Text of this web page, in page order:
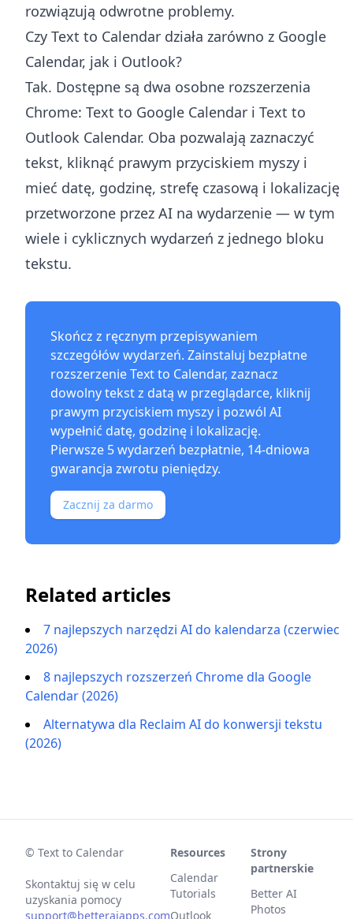
rozwiązują odwrotne problemy.
Czy Text to Calendar działa zarówno z Google
Calendar, jak i Outlook?
Tak. Dostępne są dwa osobne rozszerzenia
Chrome: Text to Google Calendar i Text to
Outlook Calendar. Oba pozwalają zaznaczyć
tekst, kliknąć prawym przyciskiem myszy i
mieć datę, godzinę, strefę czasową i lokalizację
przetworzone przez AI na wydarzenie — w tym
wiele i cyklicznych wydarzeń z jednego bloku
tekstu.
Skończ z ręcznym przepisywaniem
szczegółów wydarzeń. Zainstaluj bezpłatne
rozszerzenie Text to Calendar, zaznacz
dowolny tekst z datą w przeglądarce, kliknij
prawym przyciskiem myszy i pozwól AI
wypełnić datę, godzinę i lokalizację.
Pierwsze 5 wydarzeń bezpłatnie, 14-dniowa
gwarancja zwrotu pieniędzy.
Zacznij za darmo
Related articles
7 najlepszych narzędzi AI do kalendarza (czerwiec
2026)
8 najlepszych rozszerzeń Chrome dla Google
Calendar (2026)
Alternatywa dla Reclaim AI do konwersji tekstu
(2026)
© Text to Calendar
Skontaktuj się w celu
uzyskania pomocy
support@betteraiapps.com
Resources
Calendar
Tutorials
Outlook
Strony
partnerskie
Better AI
Photos